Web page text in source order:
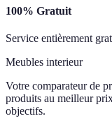
100% Gratuit
Service entièrement
Meubles interieur
Votre comparateur de
produits au meilleur
objectifs.